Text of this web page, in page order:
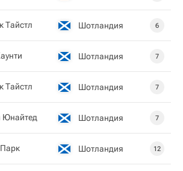
Тайстл Шотландия 6
Шотландия 7
Тайстл Шотландия 7
Юнайтед Шотландия 7
Шотландия 12